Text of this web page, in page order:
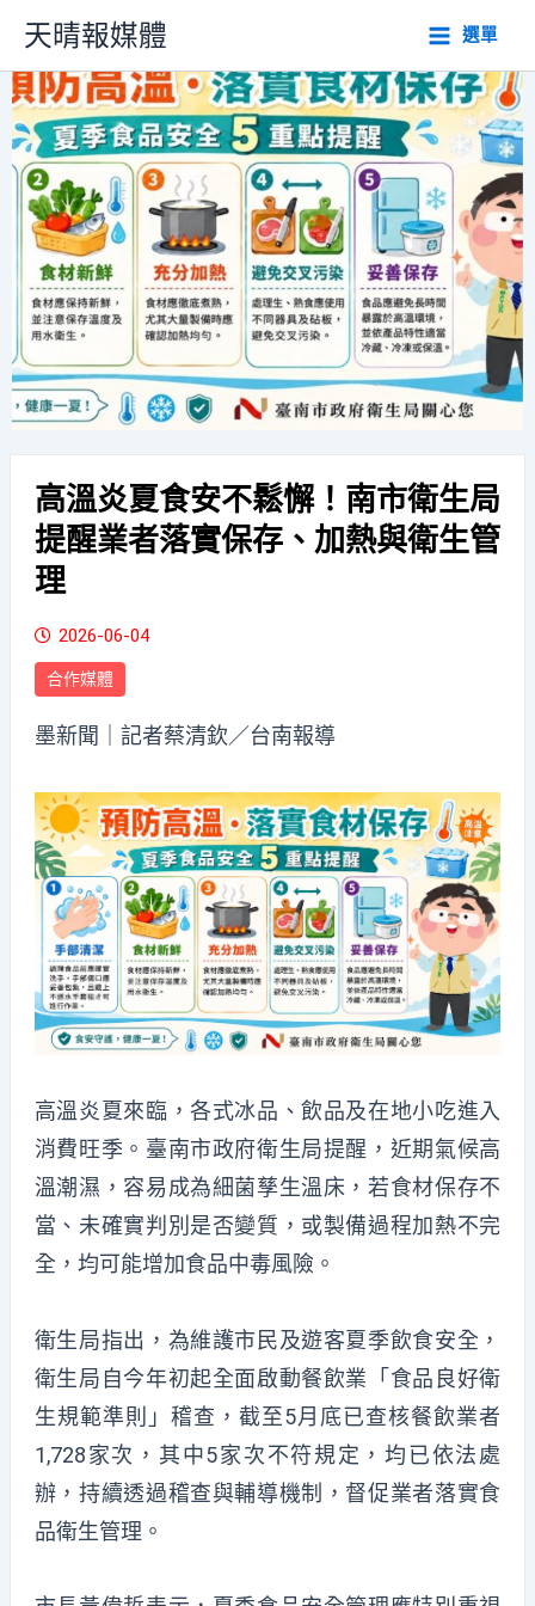
主
要
內
容
天晴報媒體 選單
高溫炎夏食安不鬆懈！南市衛生局
提醒業者落實保存、加熱與衛生管
理
2026-06-04
合作媒體
墨新聞 ｜記者蔡清欽／台南報導
高溫炎夏來臨，各式冰品、飲品及在地小吃進入
消費旺季。臺南市政府衛生局提醒，近期氣候高
溫潮濕，容易成為細菌孳生溫床，若食材保存不
當、未確實判別是否變質，或製備過程加熱不完
全，均可能增加食品中毒風險。
衛生局指出，為維護市民及遊客夏季飲食安全，
衛生局自今年初起全面啟動餐飲業「食品良好衛
生規範準則」稽查，截至5月底已查核餐飲業者
1,728家次，其中5家次不符規定，均已依法處
辦，持續透過稽查與輔導機制，督促業者落實食
品衛生管理。